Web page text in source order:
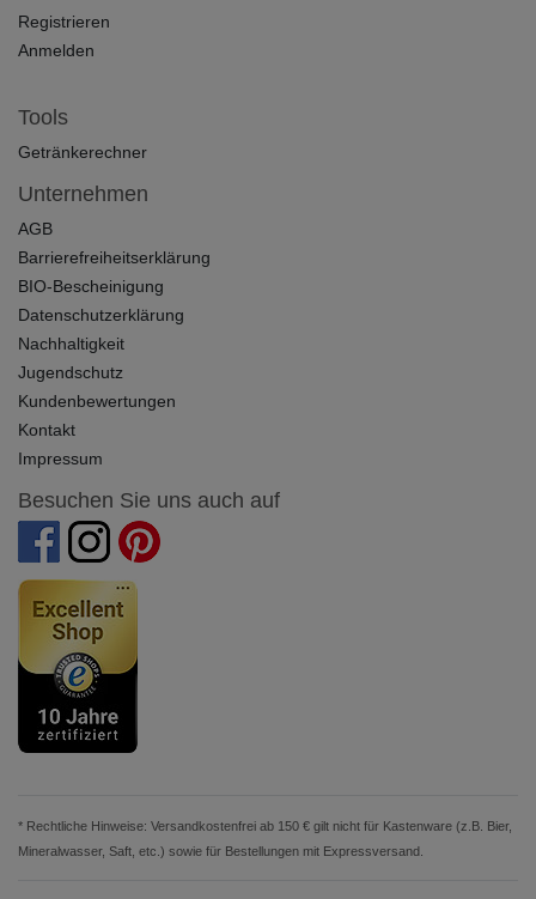
Registrieren
Anmelden
Tools
Getränkerechner
Unternehmen
AGB
Barrierefreiheitserklärung
BIO-Bescheinigung
Datenschutzerklärung
Nachhaltigkeit
Jugendschutz
Kundenbewertungen
Kontakt
Impressum
Besuchen Sie uns auch auf
* Rechtliche Hinweise: Versandkostenfrei ab 150 € gilt nicht für Kastenware (z.B. Bier,
Mineralwasser, Saft, etc.) sowie für Bestellungen mit Expressversand.